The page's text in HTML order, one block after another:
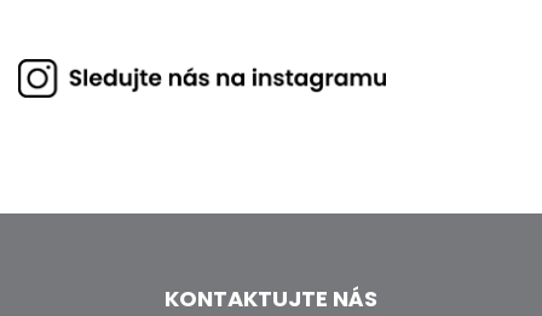
KONTAKTUJTE NÁS